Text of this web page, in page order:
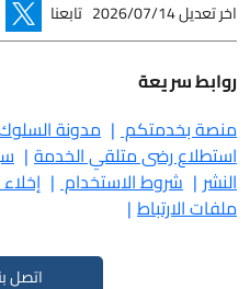
اخر تعديل2026/07/14 تابعنا
روابط سريعة
منصة بخدمتكم
مدونة
استطلاع رضى متلقي الخدمة
النشر شروط الاستخدام
ملفات الارتباط
اتصل